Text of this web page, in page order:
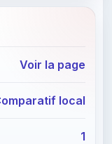
Voir la page
local
1